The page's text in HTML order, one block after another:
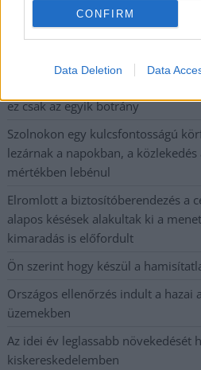
CONFIRM
Data Deletion Data
Problémák egész Jász-Nagykun-
több otthoni kútból fogy ki a víz
Már magasabb szinten is
ez csak az egyik botrány
Szolnokon egy kulcsfontosságú
lezárnak a napokban, a
mértékben lebénul
Elromlott a biztosítóberendezés a
alapos késések alakultak ki a
kimaradás is előfordult
Ön szerint hogy készül a
Országos ellenőrzés indult a hazai
üzemekben
Az idei év leglassabb növekedését
kiskereskedelemben